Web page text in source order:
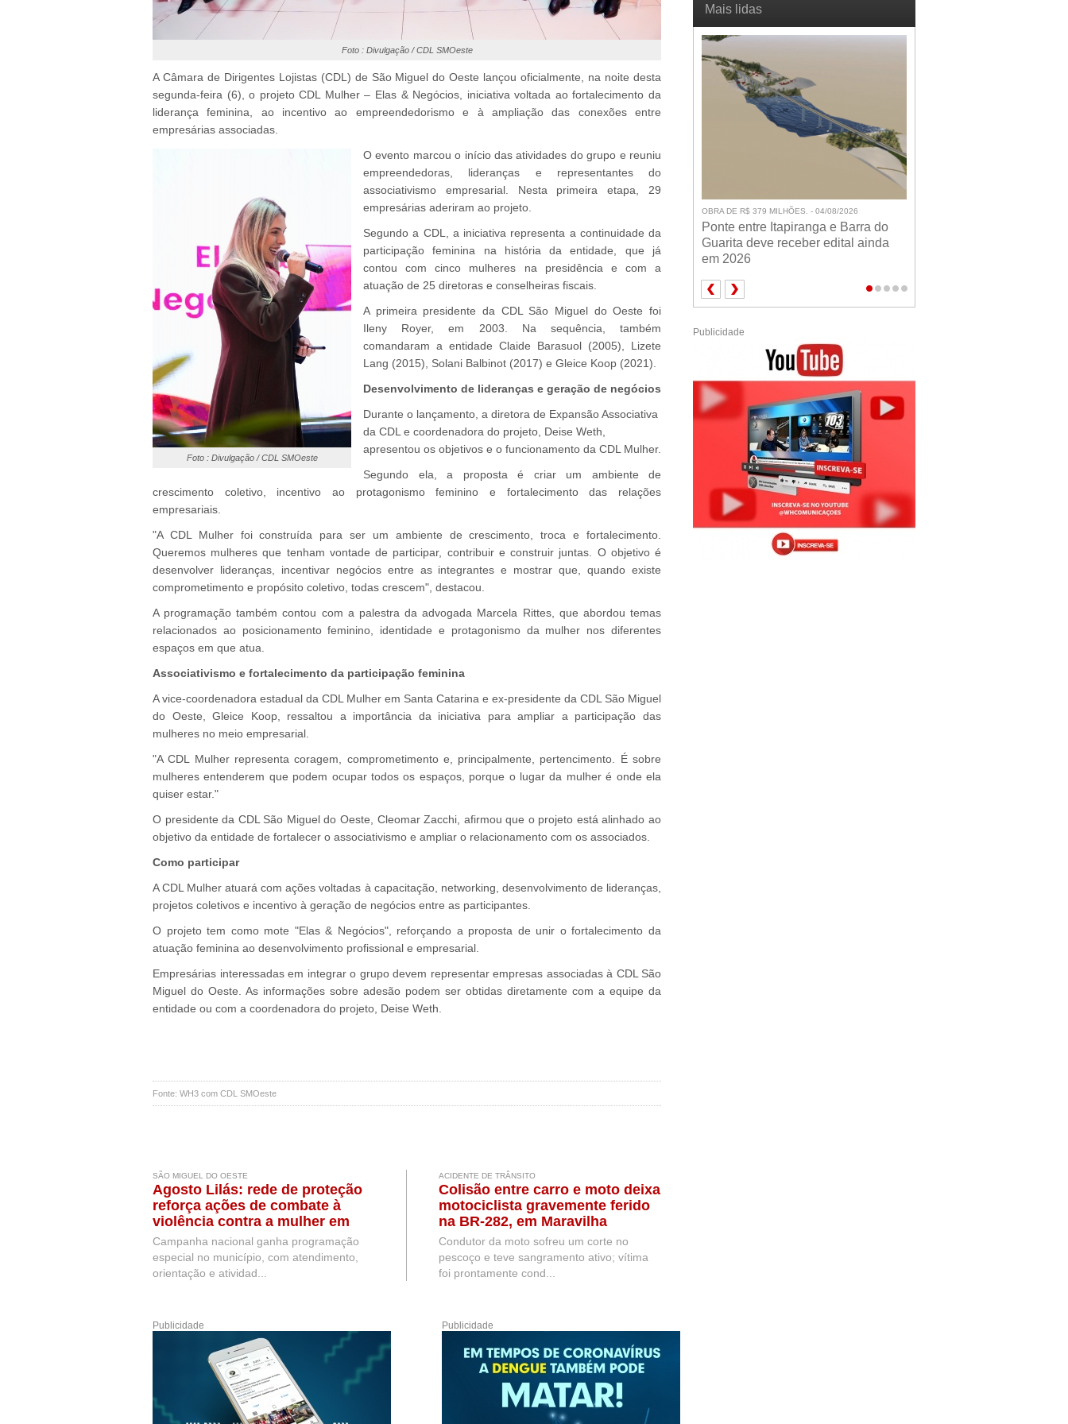
Foto : Divulgação / CDL SMOeste
A Câmara de Dirigentes Lojistas (CDL) de São Miguel do Oeste lançou oficialmente, na noite desta
segunda-feira (6), o projeto CDL Mulher – Elas & Negócios, iniciativa voltada ao fortalecimento da
liderança feminina, ao incentivo ao empreendedorismo e à ampliação das conexões entre
empresárias associadas.
Foto : Divulgação / CDL SMOeste
O evento marcou o início das atividades do grupo e reuniu
empreendedoras, lideranças e representantes do
associativismo empresarial. Nesta primeira etapa, 29
empresárias aderiram ao projeto.
Segundo a CDL, a iniciativa representa a continuidade da
participação feminina na história da entidade, que já
contou com cinco mulheres na presidência e com a
atuação de 25 diretoras e conselheiras fiscais.
A primeira presidente da CDL São Miguel do Oeste foi
Ileny Royer, em 2003. Na sequência, também
comandaram a entidade Claide Barasuol (2005), Lizete
Lang (2015), Solani Balbinot (2017) e Gleice Koop (2021).
Desenvolvimento de lideranças e geração de negócios
Durante o lançamento, a diretora de Expansão Associativa
da CDL e coordenadora do projeto, Deise Weth,
apresentou os objetivos e o funcionamento da CDL Mulher.
Segundo ela, a proposta é criar um ambiente de
crescimento coletivo, incentivo ao protagonismo feminino e fortalecimento das relações
empresariais.
"A CDL Mulher foi construída para ser um ambiente de crescimento, troca e fortalecimento.
Queremos mulheres que tenham vontade de participar, contribuir e construir juntas. O objetivo é
desenvolver lideranças, incentivar negócios entre as integrantes e mostrar que, quando existe
comprometimento e propósito coletivo, todas crescem", destacou.
A programação também contou com a palestra da advogada Marcela Rittes, que abordou temas
relacionados ao posicionamento feminino, identidade e protagonismo da mulher nos diferentes
espaços em que atua.
Associativismo e fortalecimento da participação feminina
A vice-coordenadora estadual da CDL Mulher em Santa Catarina e ex-presidente da CDL São Miguel
do Oeste, Gleice Koop, ressaltou a importância da iniciativa para ampliar a participação das
mulheres no meio empresarial.
"A CDL Mulher representa coragem, comprometimento e, principalmente, pertencimento. É sobre
mulheres entenderem que podem ocupar todos os espaços, porque o lugar da mulher é onde ela
quiser estar."
O presidente da CDL São Miguel do Oeste, Cleomar Zacchi, afirmou que o projeto está alinhado ao
objetivo da entidade de fortalecer o associativismo e ampliar o relacionamento com os associados.
Como participar
A CDL Mulher atuará com ações voltadas à capacitação, networking, desenvolvimento de lideranças,
projetos coletivos e incentivo à geração de negócios entre as participantes.
O projeto tem como mote "Elas & Negócios", reforçando a proposta de unir o fortalecimento da
atuação feminina ao desenvolvimento profissional e empresarial.
Empresárias interessadas em integrar o grupo devem representar empresas associadas à CDL São
Miguel do Oeste. As informações sobre adesão podem ser obtidas diretamente com a equipe da
entidade ou com a coordenadora do projeto, Deise Weth.
Fonte: WH3 com CDL SMOeste
SÃO MIGUEL DO OESTE
Agosto Lilás: rede de proteção
reforça ações de combate à
violência contra a mulher em
São Miguel do Oeste
Campanha nacional ganha programação
especial no município, com atendimento,
orientação e atividad...
ACIDENTE DE TRÂNSITO
Colisão entre carro e moto deixa
motociclista gravemente ferido
na BR-282, em Maravilha
Condutor da moto sofreu um corte no
pescoço e teve sangramento ativo; vítima
foi prontamente cond...
Publicidade Publicidade
Mais lidas
OBRA DE R$ 379 MILHÕES. - 04/08/2026
Ponte entre Itapiranga e Barra do
Guarita deve receber edital ainda
em 2026
Publicidade